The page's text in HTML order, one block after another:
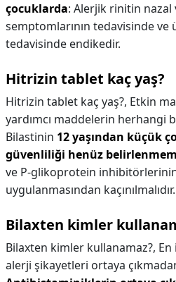
çocuklarda: Alerjik rinitin nazal
semptomlarının tedavisinde ve
tedavisinde endikedir.
Hitrizin tablet kaç yaş?
Hitrizin tablet kaç yaş?, Etkin
yardımcı maddelerin herhangi
Bilastinin 12 yaşından küçük
güvenliliği henüz
ve P-glikoprotein
uygulanmasından kaçınılmalıdır.
Bilaxten kimler
Bilaxten kimler kullanamaz?,
alerji şikayetleri ortaya